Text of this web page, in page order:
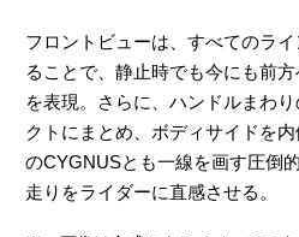
フロントビューは、すべてのラ
ることで、静止時でも今にも前
を表現。さらに、ハンドルまわ
クトにまとめ、ボディサイドを
のCYGNUSとも一線を画す圧倒
走りをライダーに直感させる。